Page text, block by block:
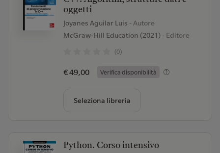
oggetti
Joyanes Aguilar Luis - Autore
McGraw-Hill Education (2021)- Editore
(0)
€ 49,00 Verifica disponibilità
Seleziona libreria
Python. Corso intensivo